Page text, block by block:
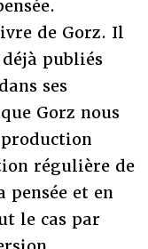
de Gorz. Il
publiés
ses
Gorz nous
régulière de
pensée et en
le cas par